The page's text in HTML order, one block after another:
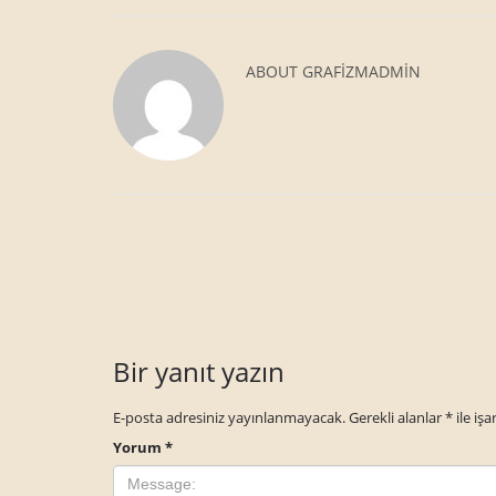
ABOUT GRAFIZMADMIN
Bir yanıt yazın
E-posta adresiniz yayınlanmayacak.Gerekli alanlar* ile
Yorum *